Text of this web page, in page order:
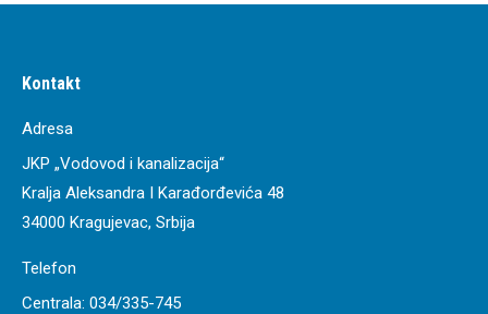
Kontakt
Adresa
JKP „Vodovod i kanalizacija“
Kralja Aleksandra I Karađorđevića 48
34000 Kragujevac, Srbija
Telefon
Centrala: 034/335-745